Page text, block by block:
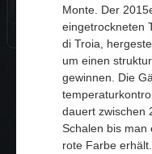
Monte. Der
eingetrockneten
di Troia,
um einen
gewinnen. Die
dauert zwischen
Schalen bis man
rote Farbe